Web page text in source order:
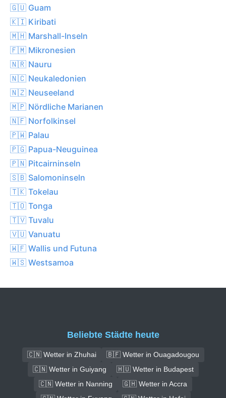
🇬🇺 Guam
🇰🇮 Kiribati
🇲🇭 Marshall-Inseln
🇫🇲 Mikronesien
🇳🇷 Nauru
🇳🇨 Neukaledonien
🇳🇿 Neuseeland
🇲🇵 Nördliche Marianen
🇳🇫 Norfolkinsel
🇵🇼 Palau
🇵🇬 Papua-Neuguinea
🇵🇳 Pitcairninseln
🇸🇧 Salomoninseln
🇹🇰 Tokelau
🇹🇴 Tonga
🇹🇻 Tuvalu
🇻🇺 Vanuatu
🇼🇫 Wallis und Futuna
🇼🇸 Westsamoa
Beliebte Städte heute
🇨🇳 Wetter in Zhuhai
🇧🇫 Wetter in Ouagadougou
🇨🇳 Wetter in Guiyang
🇭🇺 Wetter in Budapest
🇨🇳 Wetter in Nanning
🇬🇭 Wetter in Accra